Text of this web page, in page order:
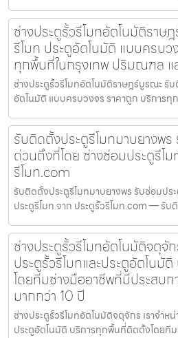
ช่างประตูรั้วรีโมทอัตโนมัติรา
รีโมท ประตูอัตโนมัติ แบบครบว
ทุกพื้นที่ในกรุงเทพ ปริมณฑล แ
ช่างประตูรั้วรีโมทอัตโนมัติราษฎร์บูรณะ รั
อัตโนมัติ แบบครบวงจร ราคาถูก บริการทุ
รับติดตั้งประตูรีโมทมาบยางพ
ด่วนถึงที่โดย ช่างซ่อมประตูรีโ
รีโมท.com
รับติดตั้งประตูรีโมทมาบยางพร รับซ่อมปร
ประตูรีโมท จาก ประตูรั้วรีโมท.com — รับ
ช่างประตูรั้วรีโมทอัตโนมัติจตุจั
ประตูรั้วรีโมทและประตูอัตโน
โดยทีมช่างมืออาชีพที่มีประสบ
มากกว่า 10 ปี
ช่างประตูรั้วรีโมทอัตโนมัติจตุจักร เราจำห
ประตูอัตโนมัติ บริการทุกพื้นที่ติดตั้งโดยทีม